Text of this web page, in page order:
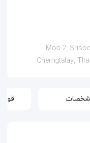
323, Moo 2,
Cherngtalay,